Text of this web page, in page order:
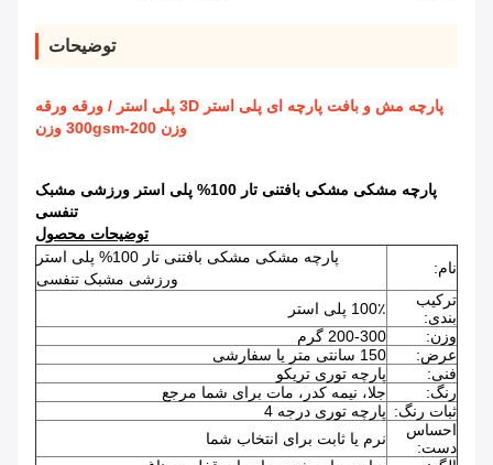
توضیحات
پارچه مش و بافت پارچه ای پلی استر 3D پلی استر / ورقه ورقه
وزن 200-300gsm وزن
پارچه مشکی مشکی بافتنی تار 100% پلی استر ورزشی مشبک
تنفسی
توضیحات محصول
نام:
پارچه مشکی مشکی بافتنی تار 100% پلی استر
ورزشی مشبک تنفسی
ترکیب
بندی:
100٪ پلی استر
وزن:
200-300 گرم
عرض:
150 سانتی متر یا سفارشی
فنی:
پارچه توری تریکو
رنگ:
جلا، نیمه کدر، مات برای شما مرجع
ثبات رنگ: پارچه توری درجه 4
احساس
دست:
نرم یا ثابت برای انتخاب شما